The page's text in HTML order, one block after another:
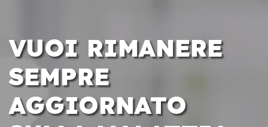
VUOI RIMANERE
SEMPRE
AGGIORNATO